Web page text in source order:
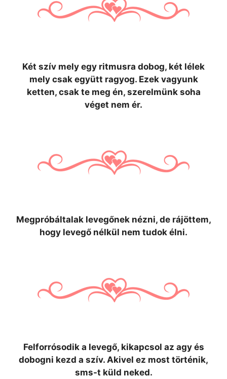
Két szív mely egy ritmusra dobog, két lélek
mely csak együtt ragyog. Ezek vagyunk
ketten, csak te meg én, szerelmünk soha
véget nem ér.
Megpróbáltalak levegőnek nézni, de rájöttem,
hogy levegő nélkül nem tudok élni.
Felforrósodik a levegő, kikapcsol az agy és
dobogni kezd a szív. Akivel ez most történik,
sms-t küld neked.